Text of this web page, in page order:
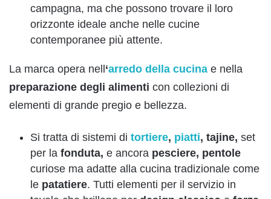
campagna, ma che possono trovare il loro
orizzonte ideale anche nelle cucine
contemporanee più attente.
La marca opera nell ‘arredo della cucina e nella
preparazione degli alimenti con collezioni di
elementi di grande pregio e bellezza.
Si tratta di sistemi di tortiere, piatti, tajine, set
per la fonduta, e ancora pesciere, pentole
curiose ma adatte alla cucina tradizionale come
le patatiere. Tutti elementi per il servizio in